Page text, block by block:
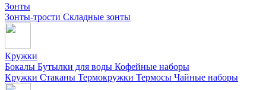
Зонты
Зонты-трости Складные зонты
Кружки
Бокалы Бутылки для воды Кофейные наборы
Кружки Стаканы Термокружки Термосы Чайные наборы